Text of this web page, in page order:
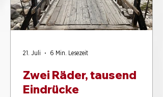
nur auf dem Zeichentisch. Warum
Zwei Räder, tausend
Eindrücke
21. Juli 6 Min. Lesezeit